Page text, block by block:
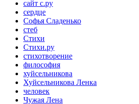
сайт с.ру
сердце
Софья Сладенько
стеб
Стихи
Стихи.ру
стихотворение
философия
хуйсельникова
Хуйсельникова Ленка
человек
Чужая Лена